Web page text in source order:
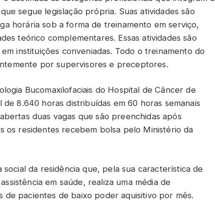
segue legislação própria. Suas atividades são
horária sob a forma de treinamento em serviço,
teórico complementares. Essas atividades são
instituições conveniadas. Todo o treinamento do
por supervisores e preceptores.
Bucomaxilofaciais do Hospital de Câncer de
8.640 horas distribuídas em 60 horas semanais
duas vagas que são preenchidas após
os residentes recebem bolsa pelo Ministério da
da residência que, pela sua característica de
em saúde, realiza uma média de
de pacientes de baixo poder aquisitivo por mês.